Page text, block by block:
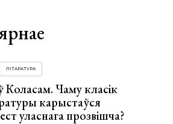
ЛІТАРАТУРА
Коласам. Чаму класік
карыстаўся
уласнага прозвішча?